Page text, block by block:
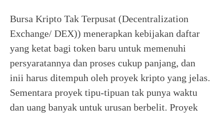
Bursa Kripto Tak Terpusat (Decentralization
Exchange/ DEX)) menerapkan kebijakan daftar
yang ketat bagi token baru untuk memenuhi
persyaratannya dan proses cukup panjang, dan
inii harus ditempuh oleh proyek kripto yang jelas.
Sementara proyek tipu-tipuan tak punya waktu
dan uang banyak untuk urusan berbelit. Proyek